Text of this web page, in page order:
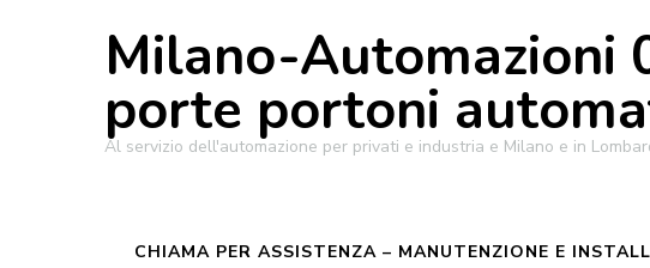
Milano-Automazioni
porte portoni
Al servizio dell'automazione per privati e industria e Milano e in
CHIAMA PER ASSISTENZA – MANUTENZIONE E